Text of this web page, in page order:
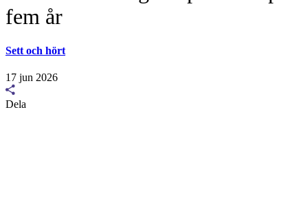
fem år
Sett och hört
17 jun 2026
Dela